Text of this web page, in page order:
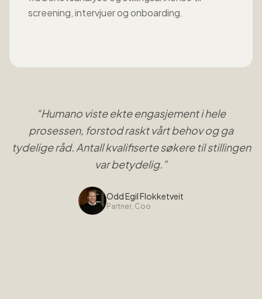
screening, intervjuer og onboarding.
“Humano viste ekte engasjement i hele
prosessen, forstod raskt vårt behov og ga
tydelige råd. Antall kvalifiserte søkere til stillingen
var betydelig. ”
Odd Egil Flokketveit
Partner, Coo